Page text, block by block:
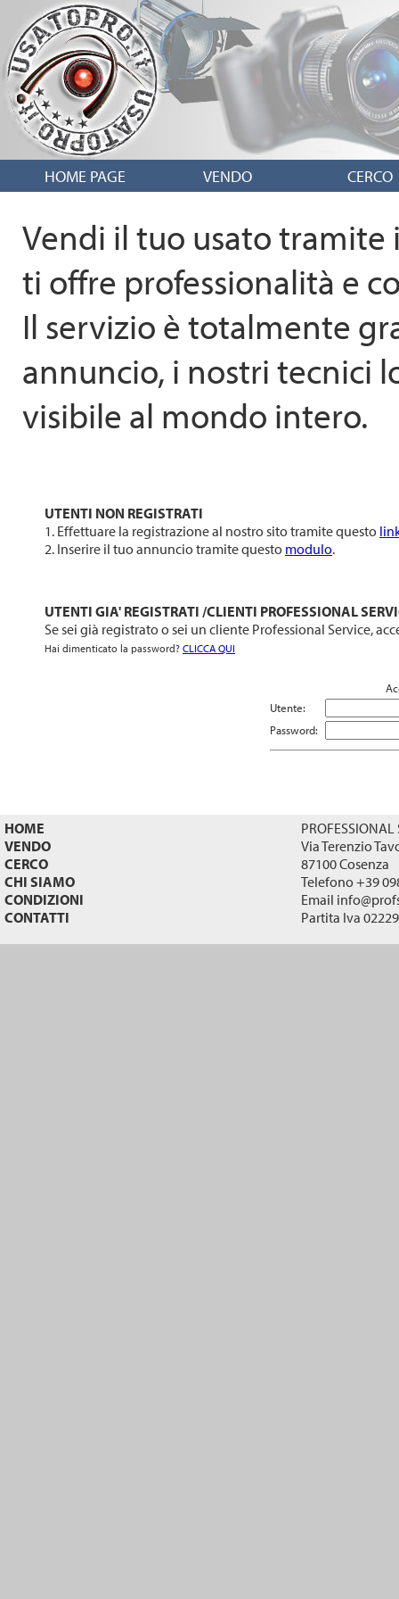
HOME PAGE VENDO
Vendi il tuo usato
ti offre professionalità e
Il servizio è totalmente
annuncio, i nostri tecnici
visibile al mondo intero.
UTENTI NON REGISTRATI
1. Effettuare la registrazione al nostro sito tramite questo
2. Inserire il tuo annuncio tramite questo modulo.
UTENTI GIA' REGISTRATI /CLIENTI PROFESSIONAL
Se sei già registrato o sei un cliente Professional Service,
Hai dimenticato la password? CLICCA QUI
Utente:
Password:
HOME
VENDO
CERCO
CHI SIAMO
CONDIZIONI
CONTATTI
PROFESSIONAL
Via Terenzio
87100 Cosenza
Telefono +39
Email
Partita Iva